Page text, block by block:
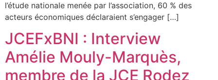
l’étude nationale menée par l’association, 60 % des
acteurs économiques déclaraient s’engager […]
JCEFxBNI : Interview
Amélie Mouly-Marquès,
membre de la JCE Rodez